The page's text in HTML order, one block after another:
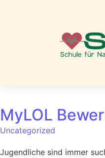
MyLOL
Uncategorized
Jugendliche sind immer